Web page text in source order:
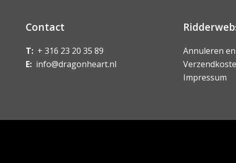
Contact
T: + 316 23 20 35 89
E: info@dragonheart.nl
Annuleren
Impressum